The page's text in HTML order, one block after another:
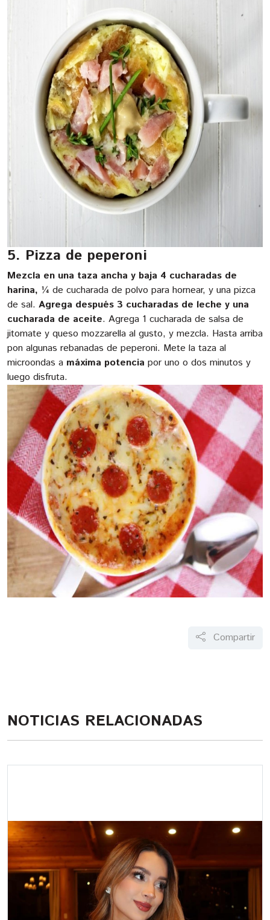
5. Pizza de peperoni
Mezcla en una taza ancha y baja 4 cucharadas de
harina, ¼ de cucharada de polvo para hornear, y una pizca
de sal. Agrega después 3 cucharadas de leche y una
cucharada de aceite. Agrega 1 cucharada de salsa de
jitomate y queso mozzarella al gusto, y mezcla. Hasta arriba
pon algunas rebanadas de peperoni. Mete la taza al
microondas a máxima potencia por uno o dos minutos y
luego disfruta.
Compartir
NOTICIAS RELACIONADAS